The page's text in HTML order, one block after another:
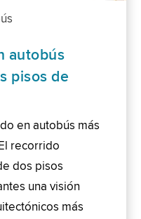
autobús
pisos de
en autobús más
recorrido
dos pisos
una visión
más